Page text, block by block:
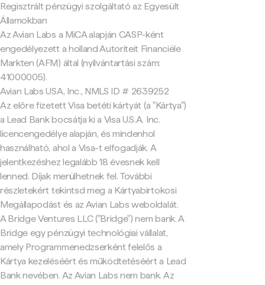
Regisztrált pénzügyi szolgáltató az Egyesült
Államokban
Az Avian Labs a MiCA alapján CASP-ként
engedélyezett a holland Autoriteit Financiële
Markten (AFM) által (nyilvántartási szám:
41000005).
Avian Labs USA, Inc., NMLS ID # 2639252
Az előre fizetett Visa betéti kártyát (a "Kártya")
a Lead Bank bocsátja ki a Visa U.S.A. Inc.
licencengedélye alapján, és mindenhol
használható, ahol a Visa-t elfogadják. A
jelentkezéshez legalább 18 évesnek kell
lenned. Díjak merülhetnek fel. További
részletekért tekintsd meg a Kártyabirtokosi
Megállapodást és az Avian Labs weboldalát.
A Bridge Ventures LLC ("Bridge") nem bank. A
Bridge egy pénzügyi technológiai vállalat,
amely Programmenedzserként felelős a
Kártya kezeléséért és működtetéséért a Lead
Bank nevében. Az Avian Labs nem bank. Az